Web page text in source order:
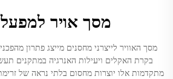
מסך אויר למפעל
מסך האוויר לייצרני מחסנים מייצג פתרון
בקרת האקלים ויעילות האנרגיה במתקנים
מתקדמות אלו יוצרות מחסום בלתי נראה של